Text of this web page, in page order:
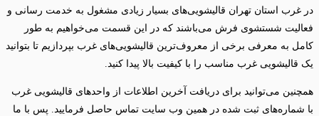
در غرب استان تهران قالیشویی‌های بسیار زیادی مشغول به خدمت رسانی و
فعالیت شستشوی فرش می‌باشند که در این قسمت می‌خواهیم به طور
کامل به معرفی برخی از معروف‌ترین قالیشویی‌های غرب بپردازیم تا بتوانید
یک قالیشویی غرب مناسب را با کیفیت بالا پیدا کنید.
همچنین می‌توانید برای دریافت آخرین اطلاعات از واحدهای قالیشویی غرب
با شماره‌های ثبت شده در همین وب سایت تماس حاصل فرمایید. پس با ما